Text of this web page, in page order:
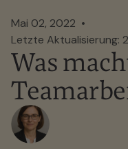
Mai 02, 2022
Letzte Aktualisierung:
Was